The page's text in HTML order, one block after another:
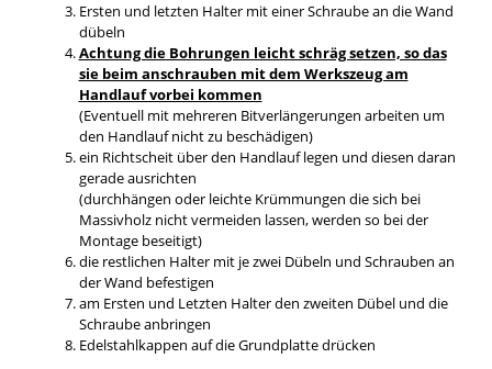
Ersten und letzten Halter mit einer Schraube an die Wand
dübeln
Achtung die Bohrungen leicht schräg setzen, so das
sie beim anschrauben mit dem Werkszeug am
Handlauf vorbei kommen
(Eventuell mit mehreren Bitverlängerungen arbeiten um
den Handlauf nicht zu beschädigen)
ein Richtscheit über den Handlauf legen und diesen daran
gerade ausrichten
(durchhängen oder leichte Krümmungen die sich bei
Massivholz nicht vermeiden lassen, werden so bei der
Montage beseitigt)
die restlichen Halter mit je zwei Dübeln und Schrauben an
der Wand befestigen
am Ersten und Letzten Halter den zweiten Dübel und die
Schraube anbringen
Edelstahlkappen auf die Grundplatte drücken